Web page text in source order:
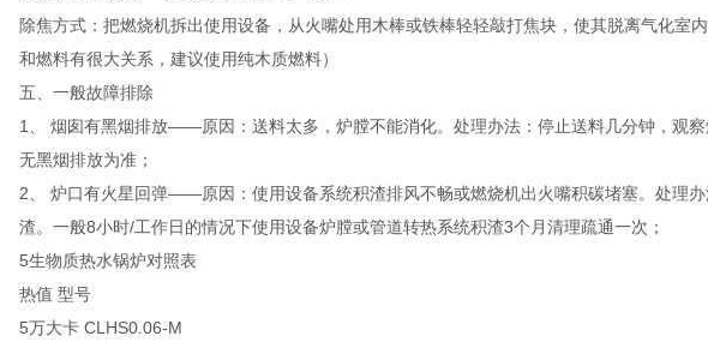
除焦方式：把燃烧机拆出使用设备，从火嘴处用木棒或铁棒轻轻敲打焦块，使其脱离气化室
和燃料有很大关系，建议使用纯木质燃料）
五、一般故障排除
1、 烟囱有黑烟排放——原因：送料太多，炉膛不能消化。处理办法：停止送料几分钟，观
无黑烟排放为准；
2、 炉口有火星回弹——原因：使用设备系统积渣排风不畅或燃烧机出火嘴积碳堵塞。处理
渣。一般8小时/工作日的情况下使用设备炉膛或管道转热系统积渣3个月清理疏通一次；
5生物质热水锅炉对照表
热值 型号
5万大卡 CLHS0.06-M